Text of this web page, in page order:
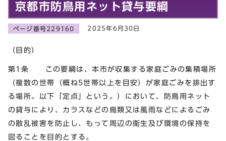
京都市防鳥用ネット貸与要綱
ページ番号229160 2025年6月30日
（目的）
第1条 この要綱は、本市が収集する家庭ごみの集積場所
（複数の世帯（概ね5世帯以上を目安）が家庭ごみを排出す
る場所。以下「定点」という。）において、防鳥用ネット
の貸与により、カラスなどの鳥類又は風雨などによるごみ
の散乱被害を防止し、もって周辺の衛生及び環境の保持を
図ることを目的とする。